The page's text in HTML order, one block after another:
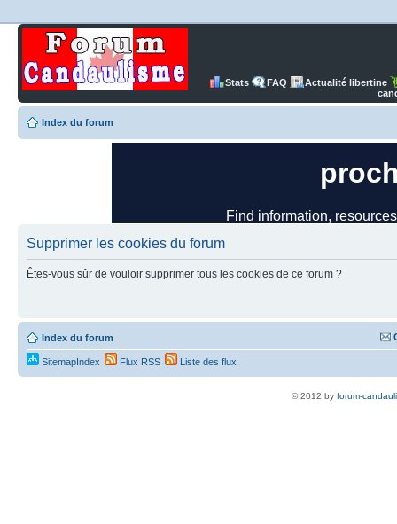
Stats FAQ
Actualité libertine
Index du forum
Supprimer les cookies du forum
Êtes-vous sûr de vouloir supprimer tous les cookies de ce forum ?
Index du forum
SitemapIndex Flux RSS Liste des flux
© 2012 by forum-